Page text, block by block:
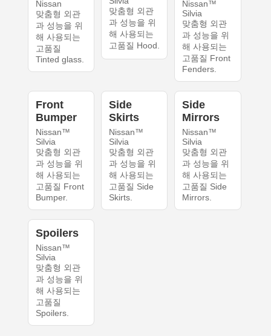
Nissan
맞춤형 외관
과 성능을 위
해 사용되는
고품질
Tinted glass.
맞춤형 외관
과 성능을 위
해 사용되는
고품질 Hood.
Nissan™
Silvia
맞춤형 외관
과 성능을 위
해 사용되는
고품질 Front
Fenders.
Front
Bumper
Nissan™
Silvia
맞춤형 외관
과 성능을 위
해 사용되는
고품질 Front
Bumper.
Side
Skirts
Nissan™
Silvia
맞춤형 외관
과 성능을 위
해 사용되는
고품질 Side
Skirts.
Side
Mirrors
Nissan™
Silvia
맞춤형 외관
과 성능을 위
해 사용되는
고품질 Side
Mirrors.
Spoilers
Nissan™
Silvia
맞춤형 외관
과 성능을 위
해 사용되는
고품질
Spoilers.